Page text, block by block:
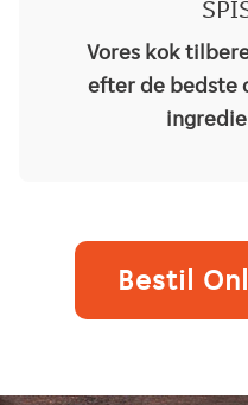
Vores kok
efter de bedste
Bestil